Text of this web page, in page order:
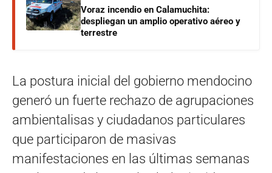
Voraz incendio en Calamuchita:
despliegan un amplio operativo aéreo y
terrestre
La postura inicial del gobierno mendocino
generó un fuerte rechazo de agrupaciones
ambientalisas y ciudadanos particulares
que participaron de masivas
manifestaciones en las últimas semanas